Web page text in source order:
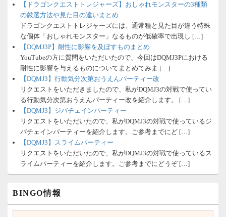
【ドラゴンクエストトレジャーズ】おしゃれモンスターの3種類
の厳選方法や見た目の違いまとめ
ドラゴンクエストトレジャーズには、通常種と見た目が違う特殊
な個体「おしゃれモンスター」なるものが低確率で出現し […]
【DQMJ3P】耐性に影響を及ぼすものまとめ
YouTubeの方に質問をいただいたので、今回はDQMJ3Pにおける
耐性に影響を与えるものについてまとめてみま […]
【DQMJ3】行動気分次第おうえんパーティー改
リクエストをいただきましたので、私がDQMJ3の対戦で使ってい
る行動気分次第おうえんパーティー改を紹介します。 […]
【DQMJ3】ジバチェインパーティー
リクエストをいただいたので、私がDQMJ3の対戦で使っているジ
バチェインパーティーを紹介します。ご参考までにど […]
【DQMJ3】スライムパーティー
リクエストをいただいたので、私がDQMJ3の対戦で使っているス
ライムパーティーを紹介します。ご参考までにどうぞ […]
BINGO情報